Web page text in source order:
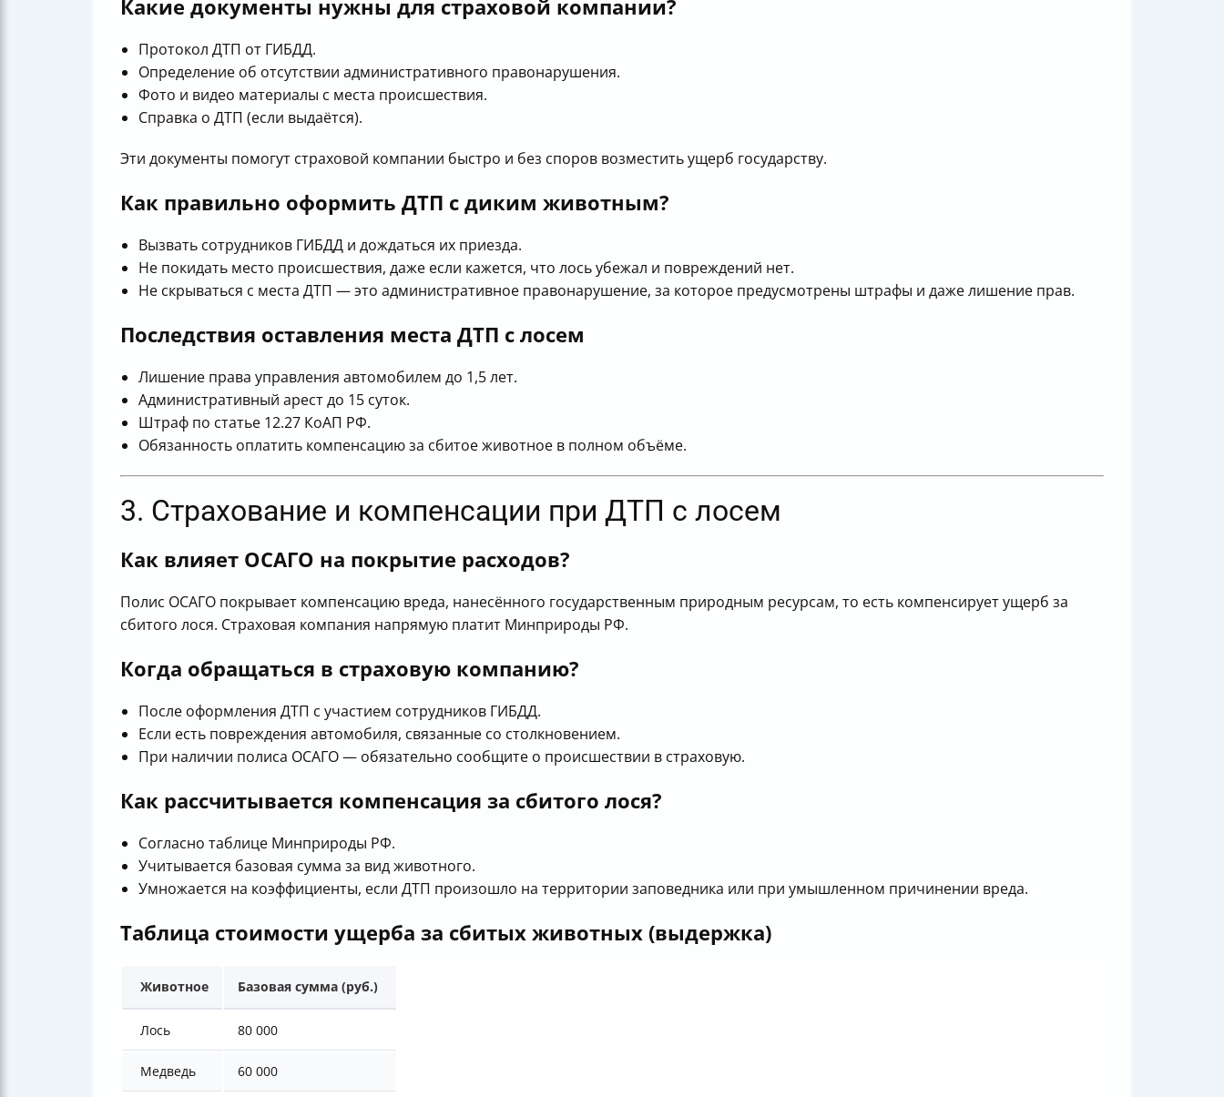
Какие документы нужны для страховой компании?
Протокол ДТП от ГИБДД.
Определение об отсутствии административного правонарушения.
Фото и видео материалы с места происшествия.
Справка о ДТП (если выдаётся).
Эти документы помогут страховой компании быстро и без споров возместить ущерб государству.
Как правильно оформить ДТП с диким животным?
Вызвать сотрудников ГИБДД и дождаться их приезда.
Не покидать место происшествия, даже если кажется, что лось убежал и повреждений нет.
Не скрываться с места ДТП — это административное правонарушение, за которое предусмотрены штрафы и даже лишение прав.
Последствия оставления места ДТП с лосем
Лишение права управления автомобилем до 1,5 лет.
Административный арест до 15 суток.
Штраф по статье 12.27 КоАП РФ.
Обязанность оплатить компенсацию за сбитое животное в полном объёме.
3. Страхование и компенсации при ДТП с лосем
Как влияет ОСАГО на покрытие расходов?
Полис ОСАГО покрывает компенсацию вреда, нанесённого государственным природным ресурсам, то есть компенсирует ущерб за
сбитого лося. Страховая компания напрямую платит Минприроды РФ.
Когда обращаться в страховую компанию?
После оформления ДТП с участием сотрудников ГИБДД.
Если есть повреждения автомобиля, связанные со столкновением.
При наличии полиса ОСАГО — обязательно сообщите о происшествии в страховую.
Как рассчитывается компенсация за сбитого лося?
Согласно таблице Минприроды РФ.
Учитывается базовая сумма за вид животного.
Умножается на коэффициенты, если ДТП произошло на территории заповедника или при умышленном причинении вреда.
Таблица стоимости ущерба за сбитых животных (выдержка)
Животное Базовая сумма (руб.)
Лось 80 000
Медведь 60 000